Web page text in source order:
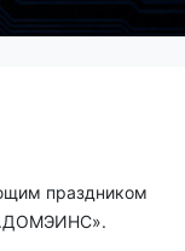
праздником